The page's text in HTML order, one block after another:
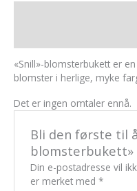
«Snill»-blomsterbukett er
blomster i herlige, myke
Det er ingen omtaler ennå.
Bli den første til
blomsterbukett»
Din e-postadresse vil
er merket med *